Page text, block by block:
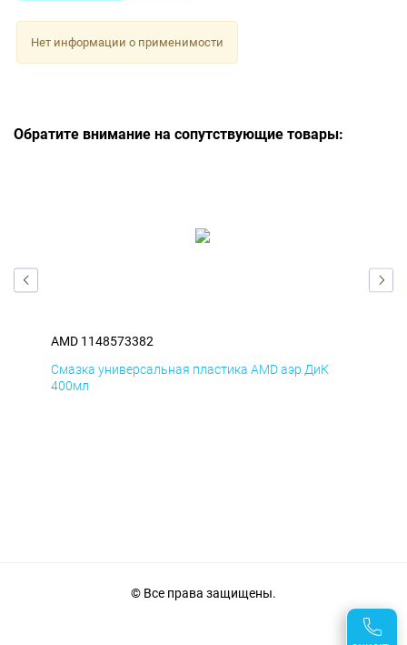
Нет информации о применимости
Обратите внимание на сопутствующие товары:
AMD 1148573382
Смазка универсальная пластика AMD аэр ДиК
400мл
© Все права защищены.